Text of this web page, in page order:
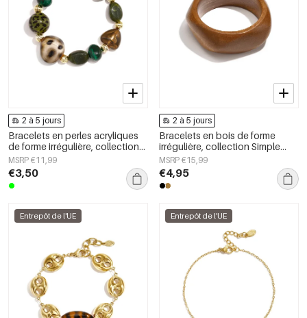
2 à 5 jours
Bracelets en perles acryliques
de forme irrégulière, collection
Simple Daily Simple, bijoux pour
femmes
MSRP €11,99
€3,50
2 à 5 jours
Bracelets en bois de forme
irrégulière, collection Simple
Daily Simple, bijoux pour
femmes
MSRP €15,99
€4,95
Entrepôt de l'UE Entrepôt de l'UE